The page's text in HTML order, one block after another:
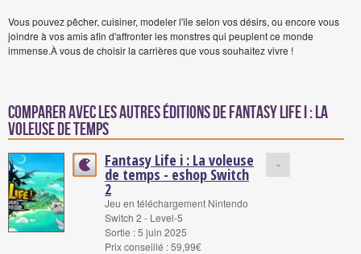
Vous pouvez pêcher, cuisiner, modeler l'île selon vos désirs, ou encore vous
joindre à vos amis afin d'affronter les monstres qui peuplent ce monde
immense.À vous de choisir la carrières que vous souhaitez vivre !
Comparer avec les autres éditions de Fantasy Life i : La
voleuse de temps
Fantasy Life i : La voleuse
de temps - eshop Switch
2
Jeu en téléchargement Nintendo
Switch 2 - Level-5
Sortie : 5 juin 2025
Prix conseillé : 59,99€
-